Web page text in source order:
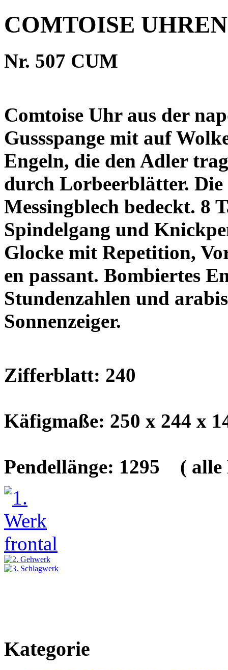
COMTOISE
Nr. 507 CUM
Comtoise Uhr aus der
Gussspange mit auf
Engeln, die den Adler
durch Lorbeerblätter.
Messingblech bedeckt. 8
Spindelgang und
Glocke mit Repetition,
en passant. Bombiertes
Stundenzahlen und
Sonnenzeiger.
Zifferblatt: 240
Käfigmaße: 250 x 244 x
Pendellänge: 1295 ( alle
Kategorie